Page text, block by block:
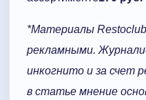
*Материалы
рекламными.
инкогнито и за счет
в статье мнение